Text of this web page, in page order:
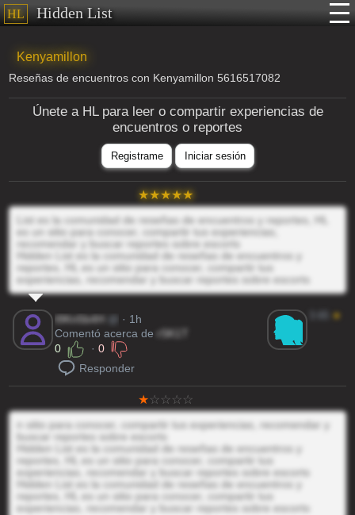
HL Hidden List
Kenyamillon
Reseñas de encuentros con Kenyamillon 5616517082
Únete a HL para leer o compartir experiencias de
encuentros o reportes
Registrame Iniciar sesión
List es la comunidad de reseñas de encuentros y reportes, HL
es un sitio para conocer, compartir tus experiencias,
recomendar y buscar reportes sobre escorts
Hidden List es la comunidad de reseñas de encuentros y
reportes, HL es un sitio para conocer, compartir tus
experiencias, recomendar y buscar reportes sobre escorts
t9Kn5b4H
· 1h
Comentó acerca de
0
·0
Responder
★
n sitio para conocer, compartir tus experiencias, recomendar y
buscar reportes sobre escorts
Hidden List es la comunidad de reseñas de encuentros y
reportes, HL es un sitio para conocer, compartir tus
experiencias, recomendar y buscar reportes sobre escorts
Hidden List es la comunidad de reseñas de encuentros y
reportes, HL es un sitio para conocer, compartir tus
experiencias, recomendar y buscar reportes sobre escorts